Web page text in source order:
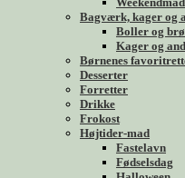
Bagværk, kager og
Boller og
Kager og
Børnenes
Desserter
Forretter
Drikke
Frokost
Højtider-mad
Fastelavn
Fødselsdag